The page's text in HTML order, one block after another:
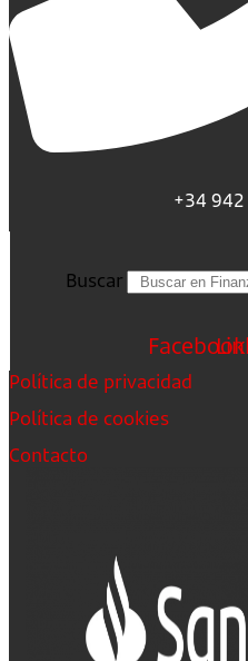
+34
Buscar
Facebook
Política de privacidad
Política de cookies
Contacto